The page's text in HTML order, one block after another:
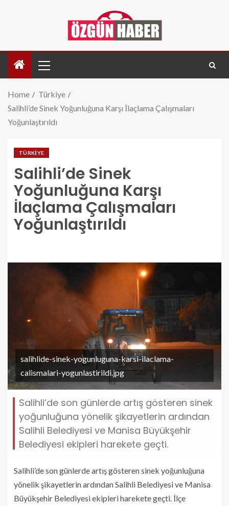
Home
Türkiye
Salihli’de Sinek Yoğunluğuna Karşı İlaçlama Çalışmaları
Yoğunlaştırıldı
TÜRKIYE
Salihli’de Sinek
Yoğunluğuna Karşı
İlaçlama Çalışmaları
Yoğunlaştırıldı
salihlide-sinek-yogunluguna-karsi-ilaclama-
calismalari-yogunlastirildi.jpg
Salihli’de son günlerde artış gösteren sinek
yoğunluğuna yönelik şikayetlerin ardından
Salihli Belediyesi ve Manisa Büyükşehir
Belediyesi ekipleri harekete geçti.
Salihli’de son günlerde artış gösteren sinek yoğunluğuna
yönelik şikayetlerin ardından Salihli Belediyesi ve Manisa
Büyükşehir Belediyesi ekipleri harekete geçti. İlçe